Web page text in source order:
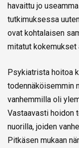
havaittu jo
tutkimuksessa
ovat kohtalaisen
mitatut kokemukset
Psykiatrista hoitoa
todennäköisemmin
vanhemmilla oli
Vastaavasti hoidon
nuorilla, joiden
Pitkäsen mukaan